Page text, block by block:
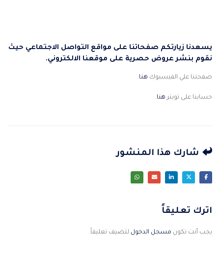
يسعدنا زيارتكم صفحاتنا على مواقع التواصل الاجتماعي حيث
نقوم بنشر عروض حصرية على موقعنا الالكتروني.
صفحتنا علي الفيسبوك هنا.
حسابنا على تويتر هنا.
شارك هذا المنشور
اترك تعليقاً
يجب أنت تكون مسجل الدخول لتضيف تعليقاً.